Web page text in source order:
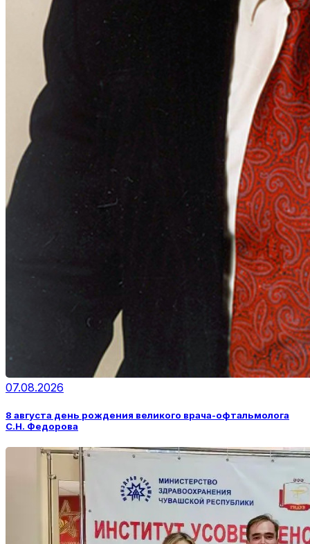
07.08.2026
8 августа день рождения великого врача-офтальмолога
С.Н. Федорова